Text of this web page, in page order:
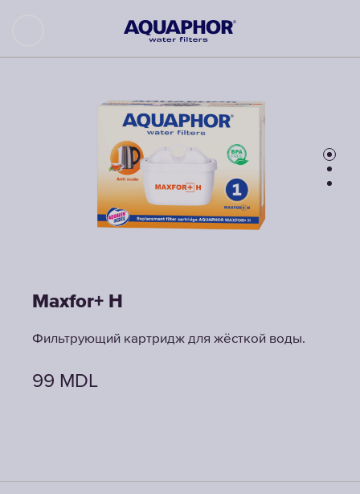
Maxfor+ H
Фильтрующий картридж для жёсткой воды.
99 MDL
Maxfor+ H
Фильтрующий картридж для жёсткой воды.
99 MDL
Maxfor+ H
Фильтрующий картридж для жёсткой воды.
99 MDL